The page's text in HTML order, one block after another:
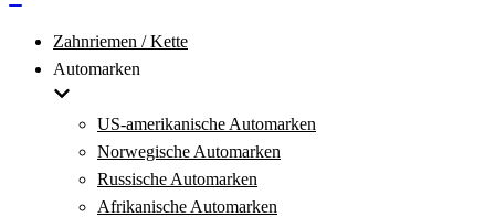
Zahnriemen / Kette
Automarken
US-amerikanische Automarken
Norwegische Automarken
Russische Automarken
Afrikanische Automarken